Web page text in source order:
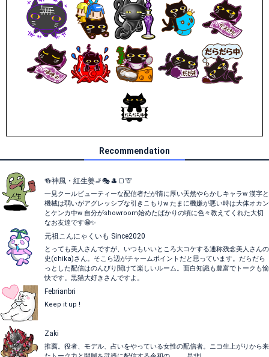
Recommendation
🍻神風・紅生姜🚬🎭🎩🍞🦒
一見クールビューティーな配信者だが情に厚い天然やらかしキャラw 漢字と
機械は弱いがアグレッシブな引きこもりw たまに機嫌が悪い時は大体オカン
とケンカ中w 自分がshowroom始めたばかりの頃に色々教えてくれた大切
なお友達です😁✨
元祖こんにゃくいも Since2020
とっても美人さんですが、いつもいいところ大コケする通称残念美人さんの
史(chika)さん。そこら辺がチャームポイントだと思っています。だらだら
っとした配信はのんびり聞けて楽しいルーム。面白知識も豊富でトークも愉
快です。黒猫大好きさんですよ。
Febrianbri
Keep it up !
Zaki
推薦。役者、モデル、占いをやっている女性の配信者。ニコ生上がりから来